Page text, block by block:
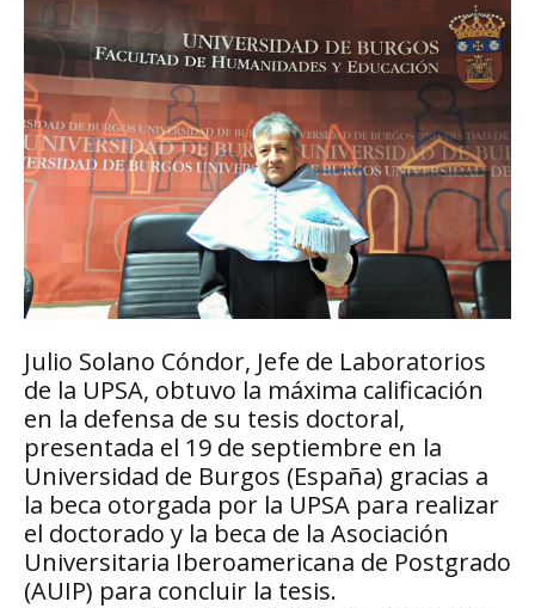
Julio Solano Cóndor, Jefe de Laboratorios
de la UPSA, obtuvo la máxima calificación
en la defensa de su tesis doctoral,
presentada el 19 de septiembre en la
Universidad de Burgos (España) gracias a
la beca otorgada por la UPSA para realizar
el doctorado y la beca de la Asociación
Universitaria Iberoamericana de Postgrado
(AUIP) para concluir la tesis.